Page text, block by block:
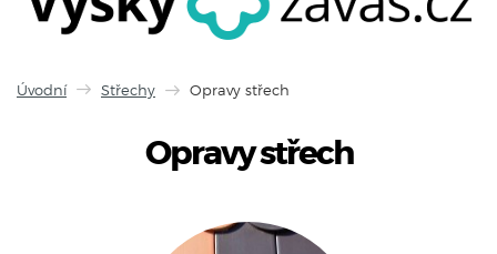
Úvodní Střechy Opravy střech
Opravy střech